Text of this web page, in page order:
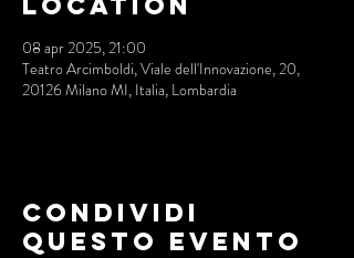
08 apr 2025, 21:00
Teatro Arcimboldi, Viale dell'Innovazione, 20,
20126 Milano MI, Italia, Lombardia
Condividi
questo evento